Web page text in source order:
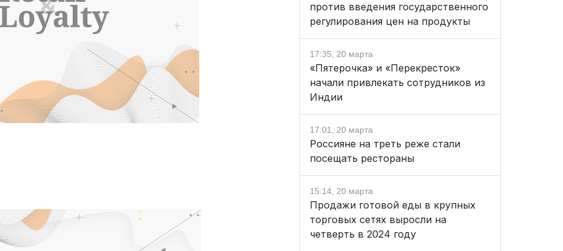
против введения государственного
регулирования цен на продукты
17:35, 20 марта
«Пятерочка» и «Перекресток»
начали привлекать сотрудников из
Индии
17:01, 20 марта
Россияне на треть реже стали
посещать рестораны
15:14, 20 марта
Продажи готовой еды в крупных
торговых сетях выросли на
четверть в 2024 году